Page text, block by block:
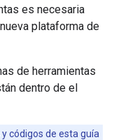
es necesaria
plataforma de
de herramientas
dentro de el
códigos de esta guía